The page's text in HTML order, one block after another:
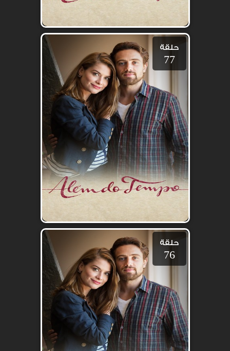
حلقة
77
حلقة
76